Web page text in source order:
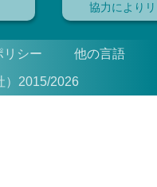
協力により
リシー 他の言語
）2015/2026